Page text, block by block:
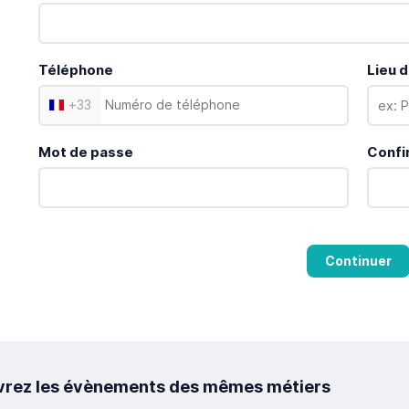
Téléphone
+33
Lieu
Mot de passe
Continuer
les évènements des mêmes métiers